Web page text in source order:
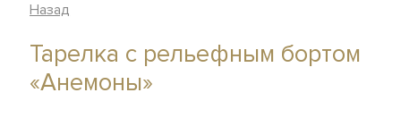
Назад
Тарелка с рельефным бортом
«Анемоны»